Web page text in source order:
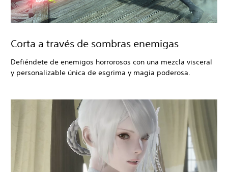
Corta a través de sombras enemigas
Defiéndete de enemigos horrorosos con una mezcla visceral
y personalizable única de esgrima y magia poderosa.